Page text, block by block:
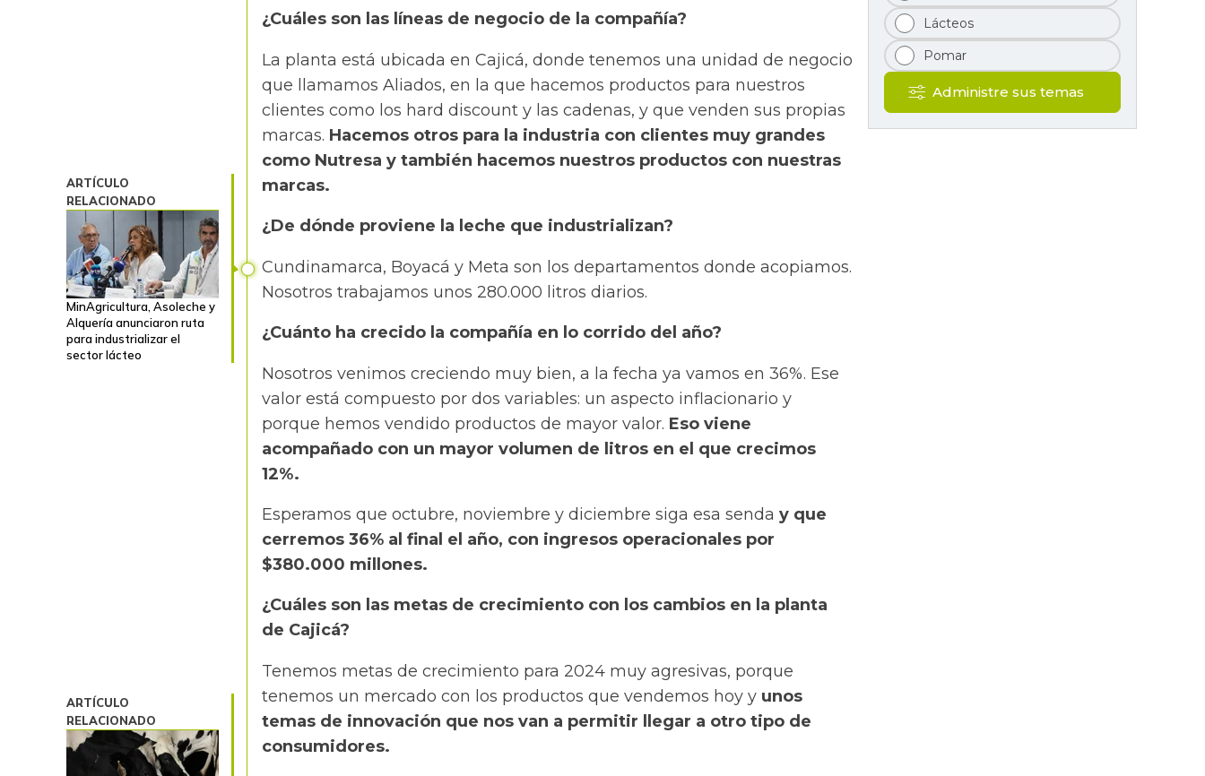
¿Cuáles son las líneas de negocio de la compañía?
La planta está ubicada en Cajicá, donde tenemos una unidad de negocio
que llamamos Aliados, en la que hacemos productos para nuestros
clientes como los hard discount y las cadenas, y que venden sus propias
marcas. Hacemos otros para la industria con clientes muy grandes
como Nutresa y también hacemos nuestros productos con nuestras
marcas.
¿De dónde proviene la leche que industrializan?
ARTÍCULO
RELACIONADO
MinAgricultura, Asoleche y
Alquería anunciaron ruta
para industrializar el
sector lácteo
Cundinamarca, Boyacá y Meta son los departamentos donde acopiamos.
Nosotros trabajamos unos 280.000 litros diarios.
¿Cuánto ha crecido la compañía en lo corrido del año?
Nosotros venimos creciendo muy bien, a la fecha ya vamos en 36%. Ese
valor está compuesto por dos variables: un aspecto inflacionario y
porque hemos vendido productos de mayor valor. Eso viene
acompañado con un mayor volumen de litros en el que crecimos
12%.
Esperamos que octubre, noviembre y diciembre siga esa senda y que
cerremos 36% al final el año, con ingresos operacionales por
$380.000 millones.
¿Cuáles son las metas de crecimiento con los cambios en la planta
de Cajicá?
Tenemos metas de crecimiento para 2024 muy agresivas, porque
tenemos un mercado con los productos que vendemos hoy y unos
temas de innovación que nos van a permitir llegar a otro tipo de
consumidores.
ARTÍCULO
RELACIONADO
Lácteos
Pomar
Administre sus temas